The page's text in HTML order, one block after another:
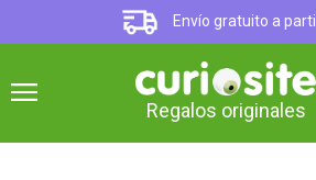
Envío gratuito a
Regalos originales